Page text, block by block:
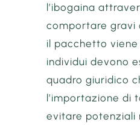
l’ibogaina
comportare gravi
il pacchetto
individui devono
quadro giuridico
l’importazione di
evitare potenziali